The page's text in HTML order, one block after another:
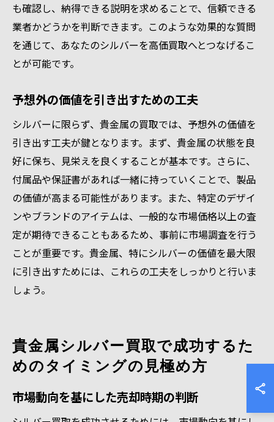
も確認し、納得できる説明を求めることで、信頼できる
業者かどうかを判断できます。このような効果的な質問
を通じて、あなたのシルバーを高価買取へとつなげるこ
とが可能です。
予想外の価値を引き出すための工夫
シルバーに限らず、貴金属の買取では、予想外の価値を
引き出す工夫が鍵となります。まず、貴金属の状態を良
好に保ち、見栄えを良くすることが基本です。さらに、
付属品や保証書があれば一緒に持っていくことで、製品
の価値が高まる可能性があります。また、特定のデザイ
ンやブランドのアイテムは、一般的な市場価格以上の査
定が期待できることもあるため、事前に市場調査を行う
ことが重要です。貴金属、特にシルバーの価値を最大限
に引き出すためには、これらの工夫をしっかりと行いま
しょう。
貴金属シルバー買取で成功するた
めのタイミングの見極め方
市場動向を基にした売却時期の判断